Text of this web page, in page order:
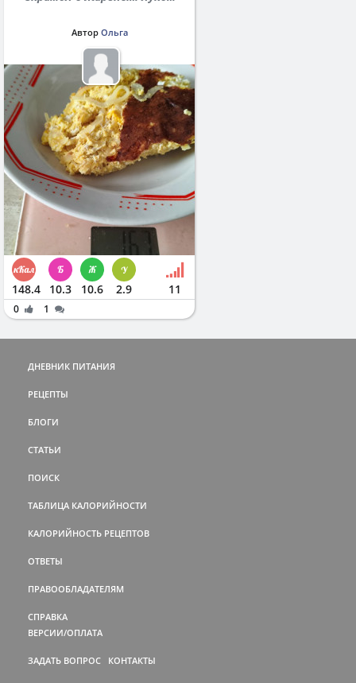
Автор Ольга
148.4 10.3 10.6 2.9 11
0 1
ДНЕВНИК ПИТАНИЯ
РЕЦЕПТЫ
БЛОГИ
СТАТЬИ
ПОИСК
ТАБЛИЦА КАЛОРИЙНОСТИ
КАЛОРИЙНОСТЬ РЕЦЕПТОВ
ОТВЕТЫ
ПРАВООБЛАДАТЕЛЯМ
СПРАВКА
ВЕРСИИ/ОПЛАТА
ЗАДАТЬ ВОПРОС КОНТАКТЫ